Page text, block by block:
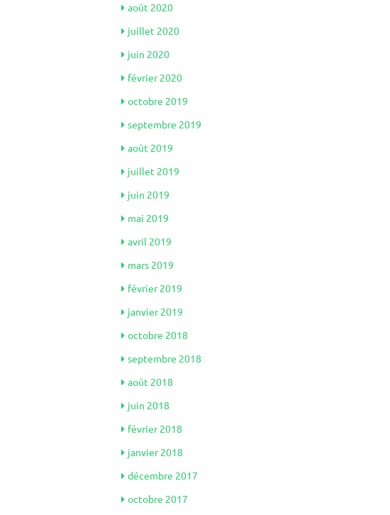
août 2020
juillet 2020
juin 2020
février 2020
octobre 2019
septembre 2019
août 2019
juillet 2019
juin 2019
mai 2019
avril 2019
mars 2019
février 2019
janvier 2019
octobre 2018
septembre 2018
août 2018
juin 2018
février 2018
janvier 2018
décembre 2017
octobre 2017